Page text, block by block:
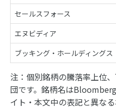
セールスフォース
エヌビディア
ブッキング・ホールディングス
注：個別銘柄の騰落率上位
団です。銘柄名は
イト・本文中の表記と異なる